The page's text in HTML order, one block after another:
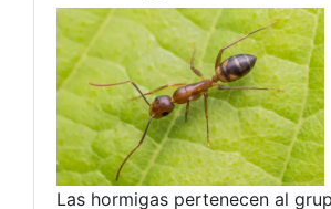
Las hormigas pertenecen al